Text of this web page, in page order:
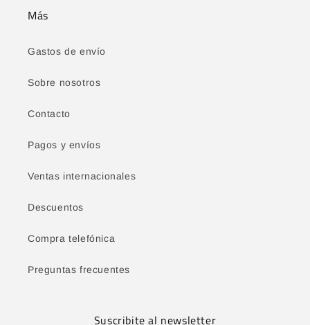
Más
Gastos de envío
Sobre nosotros
Contacto
Pagos y envíos
Ventas internacionales
Descuentos
Compra telefónica
Preguntas frecuentes
Suscribite al newsletter